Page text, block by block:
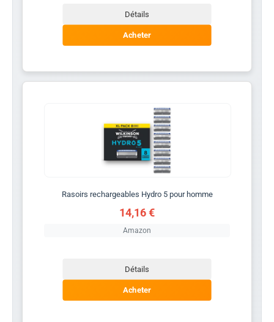
Détails
Acheter
Rasoirs rechargeables Hydro 5 pour homme
14,16 €
Amazon
Détails
Acheter